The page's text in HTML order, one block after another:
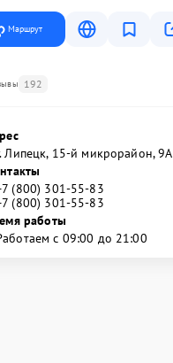
Маршрут
192
Липецк, 15-й микрорайон, 9А
(800) 301-55-83
(800) 301-55-83
работы
с 09:00 до 21:00